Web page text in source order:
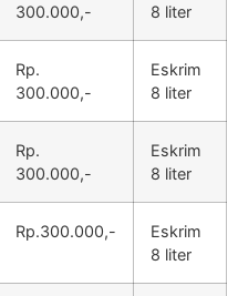
300.000,-
8 liter
Rp.
300.000,-
Eskrim
8 liter
Rp.
300.000,-
Eskrim
8 liter
Rp.300.000,-
Eskrim
8 liter